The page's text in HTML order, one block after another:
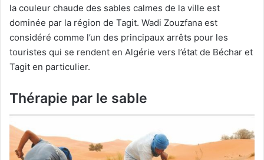
la couleur chaude des sables calmes de la ville est
dominée par la région de Tagit. Wadi Zouzfana est
considéré comme l’un des principaux arrêts pour les
touristes qui se rendent en Algérie vers l’état de Béchar et
Tagit en particulier.
Thérapie par le sable